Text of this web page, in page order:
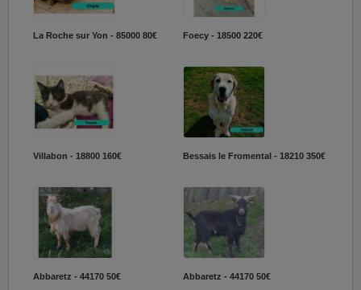
La Roche sur Yon - 85000 80€ Foecy - 18500 220€
Villabon - 18800 160€ Bessais le Fromental - 18210 350€
Abbaretz - 44170 50€ Abbaretz - 44170 50€